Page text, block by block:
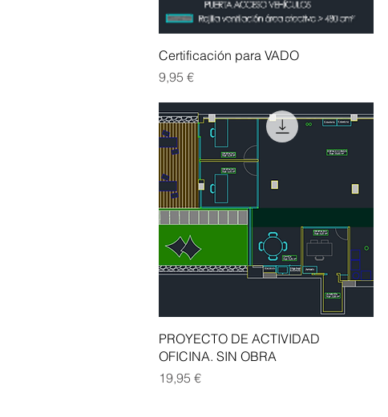
Vista rápida
Certificación para VADO
Precio
9,95 €
Vista rápida
PROYECTO DE ACTIVIDAD
OFICINA. SIN OBRA
Precio
19,95 €